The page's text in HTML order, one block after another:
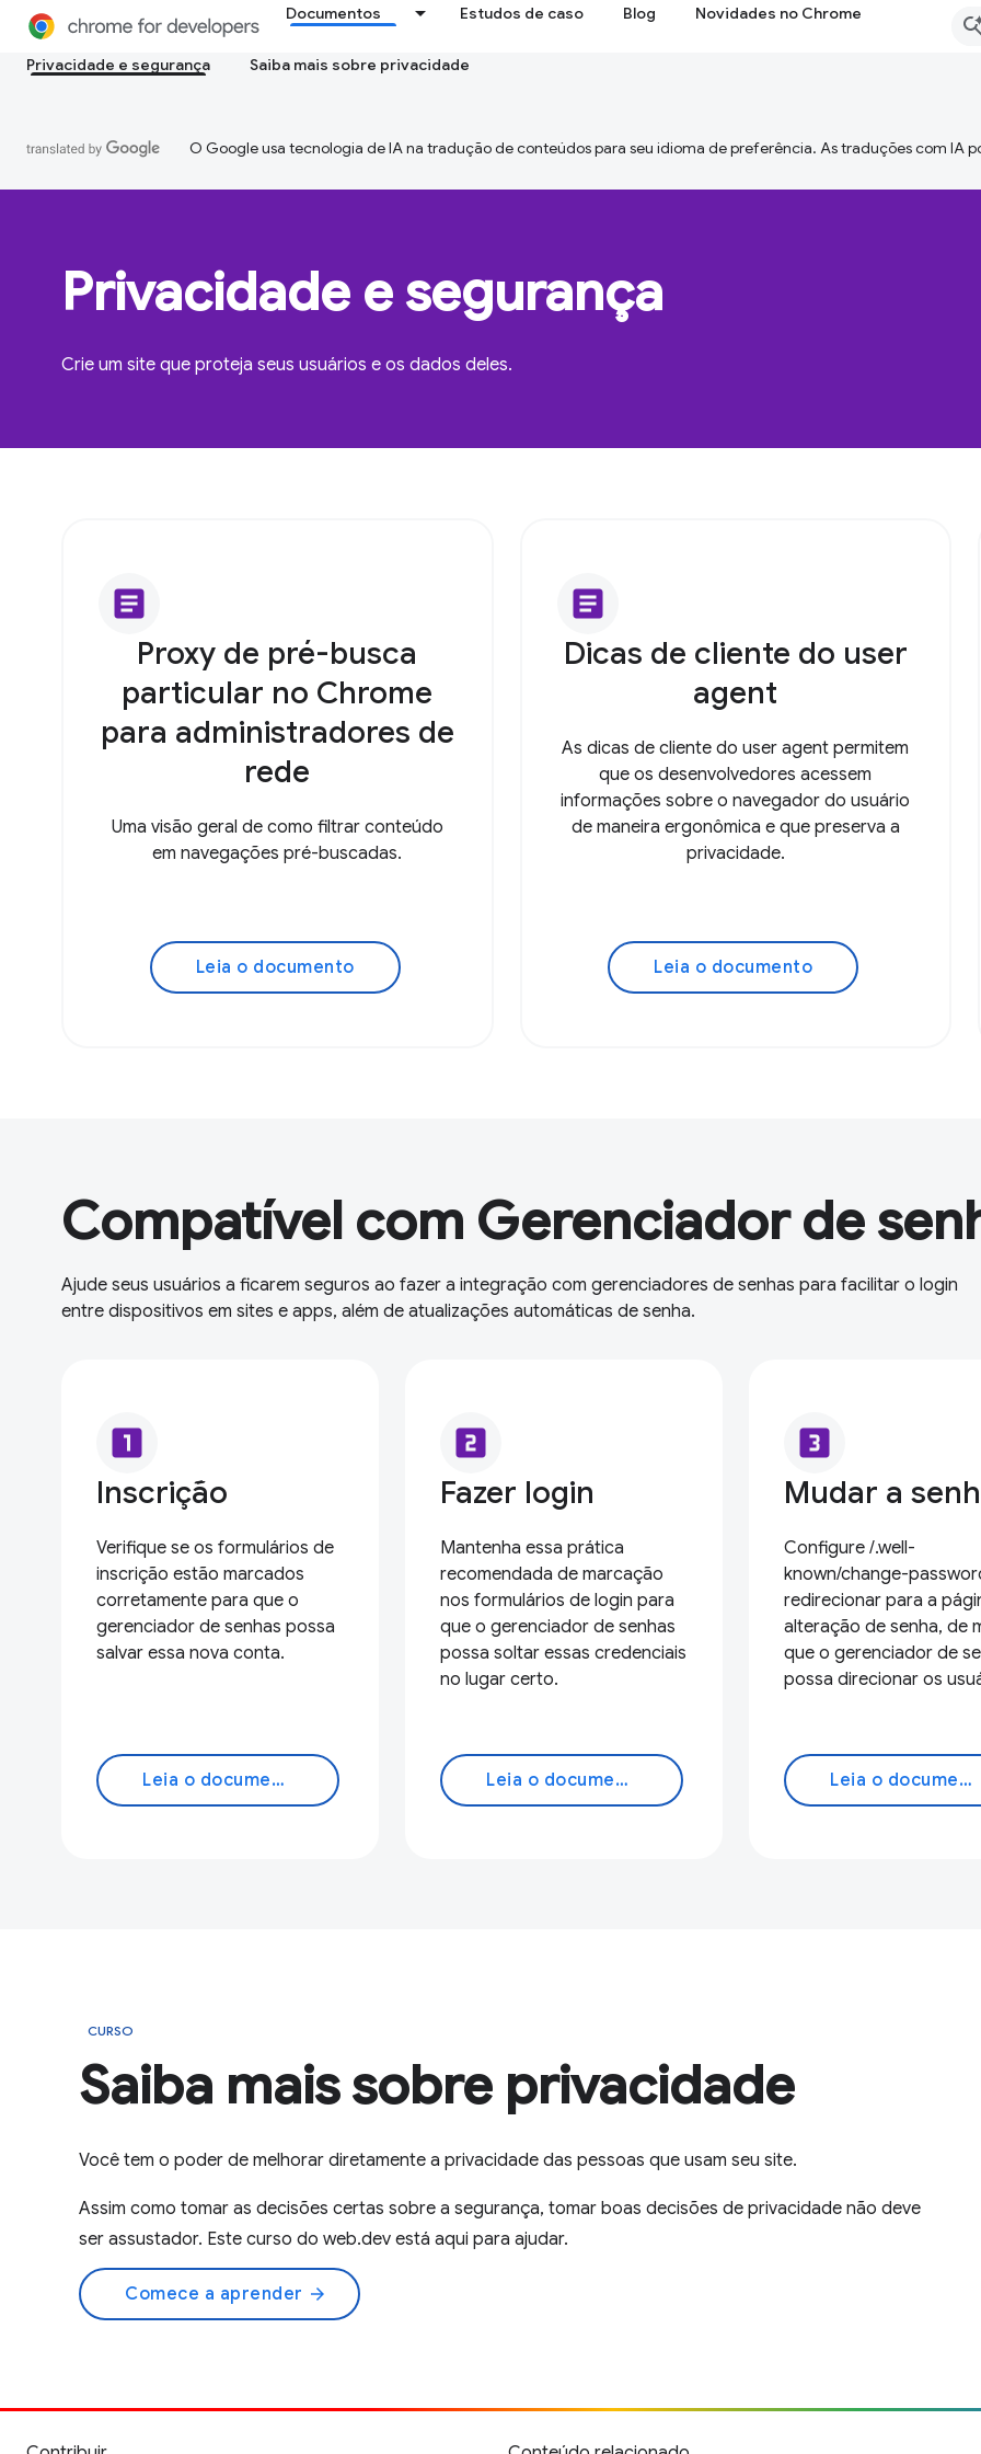
Documentos Estudos de caso Blog Novidades no Chrome
Privacidade e segurança
Saiba mais sobre privacidade
O Google usa tecnologia de IA na tradução de conteúdos para seu idioma de preferência. As traduções com IA
Privacidade e segurança
Crie um site que proteja seus usuários e os dados deles.
article
Proxy de pré-busca
particular no Chrome
para administradores de
rede
Uma visão geral de como filtrar conteúdo
em navegações pré-buscadas.
Leia o documento
article
Dicas de cliente do user
agent
As dicas de cliente do user agent permitem
que os desenvolvedores acessem
informações sobre o navegador do usuário
de maneira ergonômica e que preserva a
privacidade.
Leia o documento
Compatível com Gerenciador de
Ajude seus usuários a ficarem seguros ao fazer a integração com gerenciadores de senhas para facilitar o login
entre dispositivos em sites e apps, além de atualizações automáticas de senha.
looks_one
Inscrição
Verifique se os formulários de
inscrição estão marcados
corretamente para que o
gerenciador de senhas possa
salvar essa nova conta.
Leia o documento
looks_two
Fazer login
Mantenha essa prática
recomendada de marcação
nos formulários de login para
que o gerenciador de senhas
possa soltar essas credenciais
no lugar certo.
Leia o documento
looks_3
Mudar a
Configure /.well-
known/change-
redirecionar para a
alteração de senha, de
que o gerenciador de
possa direcionar os
Leia o documento
CURSO
Saiba mais sobre privacidade
Você tem o poder de melhorar diretamente a privacidade das pessoas que usam seu site.
Assim como tomar as decisões certas sobre a segurança, tomar boas decisões de privacidade não deve
ser assustador. Este curso do web.dev está aqui para ajudar.
Comece a aprender arrow_forward